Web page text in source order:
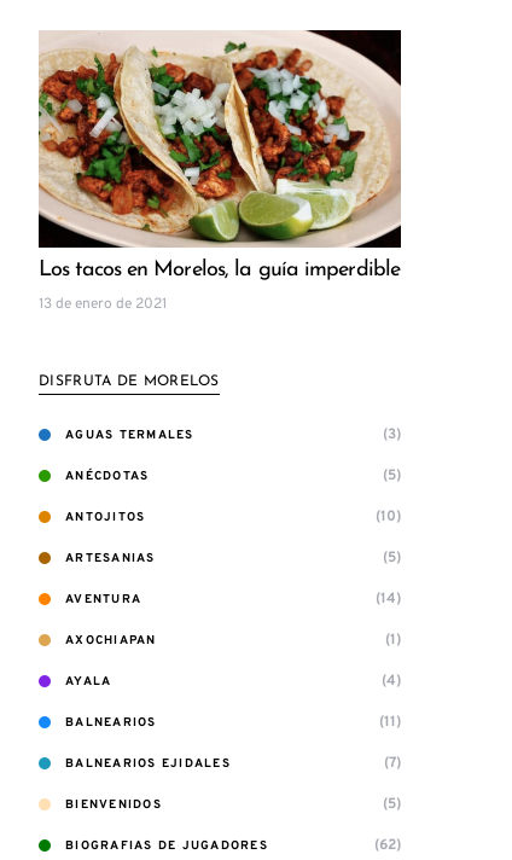
Los tacos en Morelos, la guía imperdible
13 de enero de 2021
DISFRUTA DE MORELOS
AGUAS TERMALES (3)
ANÉCDOTAS (5)
ANTOJITOS (10)
ARTESANIAS (5)
AVENTURA (14)
AXOCHIAPAN (1)
AYALA (4)
BALNEARIOS (11)
BALNEARIOS EJIDALES (7)
BIENVENIDOS (5)
BIOGRAFIAS DE JUGADORES (62)